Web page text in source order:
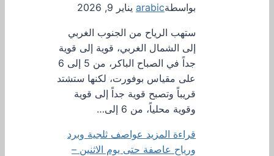
بواسطةarabic يناير 9, 2026
ستهب الرياح من الجنوب الغربي
إلى الشمال الغربي، قوية إلى قوية
جداً في الصباح الباكر، من 5 إلى 6
على مقياس بوفورت، لكنها ستشتد
قريباً وتصبح قوية جداً إلى قوية
وقوية محلياً، من 6 إلى…
قراءة المزيد عواصف ثلجية وبرد
ورياح عاصفة حتى يوم الاثنين –